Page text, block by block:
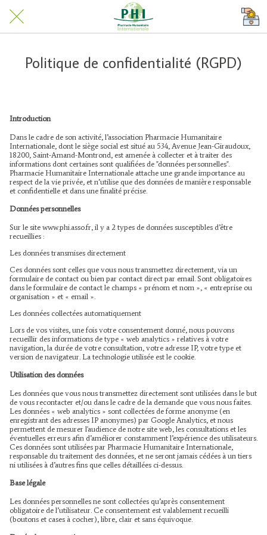
Politique de confidentialité (RGPD)
Introduction
Dans le cadre de son activité, l’association Pharmacie Humanitaire
Internationale, dont le siège social est situé au 534, Avenue Jean-Giraudoux,
18200, Saint-Amand-Montrond, est amenée à collecter et à traiter des
informations dont certaines sont qualifiées de "données personnelles".
Pharmacie Humanitaire Internationale attache une grande importance au
respect de la vie privée, et n’utilise que des données de manière responsable
et confidentielle et dans une finalité précise.
Données personnelles
Sur le site www.phi.asso.fr, il y a 2 types de données susceptibles d’être
recueillies :
Les données transmises directement
Ces données sont celles que vous nous transmettez directement, via un
formulaire de contact ou bien par contact direct par email. Sont obligatoires
dans le formulaire de contact le champs « prénom et nom », « entreprise ou
organisation » et « email ».
Les données collectées automatiquement
Lors de vos visites, une fois votre consentement donné, nous pouvons
recueillir des informations de type « web analytics » relatives à votre
navigation, la durée de votre consultation, votre adresse IP, votre type et
version de navigateur. La technologie utilisée est le cookie.
Utilisation des données
Les données que vous nous transmettez directement sont utilisées dans le but
de vous recontacter et/ou dans le cadre de la demande que vous nous faites.
Les données « web analytics » sont collectées de forme anonyme (en
enregistrant des adresses IP anonymes) par Google Analytics, et nous
permettent de mesurer l'audience de notre site web, les consultations et les
éventuelles erreurs afin d’améliorer constamment l’expérience des utilisateurs.
Ces données sont utilisées par Pharmacie Humanitaire Internationale,
responsable du traitement des données, et ne seront jamais cédées à un tiers
ni utilisées à d’autres fins que celles détaillées ci-dessus.
Base légale
Les données personnelles ne sont collectées qu’après consentement
obligatoire de l’utilisateur. Ce consentement est valablement recueilli
(boutons et cases à cocher), libre, clair et sans équivoque.